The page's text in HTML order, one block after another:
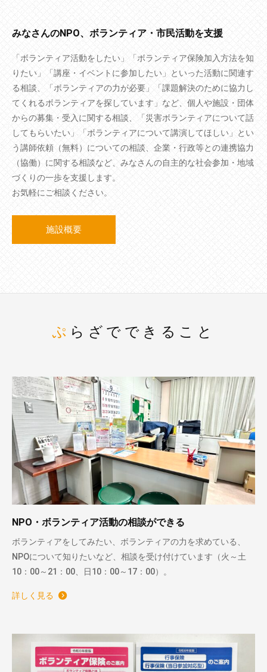
みなさんのNPO、ボランティア・市民活動を支援
「ボランティア活動をしたい」「ボランティア保険加入方法を知
りたい」「講座・イベントに参加したい」といった活動に関連す
る相談、「ボランティアの力が必要」「課題解決のために協力し
てくれるボランティアを探しています」など、個人や施設・団体
からの募集・受入に関する相談、「災害ボランティアについて話
してもらいたい」「ボランティアについて講演してほしい」とい
う講師依頼（無料）についての相談、企業・行政等との連携協力
（協働）に関する相談など、みなさんの自主的な社会参加・地域
づくりの一歩を支援します。
お気軽にご相談ください。
施設概要
ぷらざでできること
NPO・ボランティア活動の相談ができる
ボランティアをしてみたい、ボランティアの力を求めている、
NPOについて知りたいなど、相談を受け付けています（火～土
10：00～21：00、日10：00～17：00）。
詳しく見る